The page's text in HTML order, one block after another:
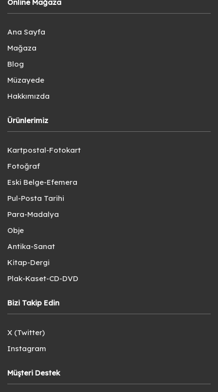
Online Mağaza
Ana Sayfa
Mağaza
Blog
Müzayede
Hakkımızda
Ürünlerimiz
Kartpostal-Fotokart
Fotoğraf
Eski Belge-Efemera
Pul-Posta Tarihi
Para-Madalya
Obje
Antika-Sanat
Kitap-Dergi
Plak-Kaset-CD-DVD
Bizi Takip Edin
X (Twitter)
Instagram
Müşteri Destek